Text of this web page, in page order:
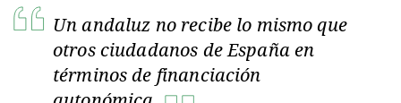
Un andaluz no recibe lo mismo que
otros ciudadanos de España en
términos de financiación